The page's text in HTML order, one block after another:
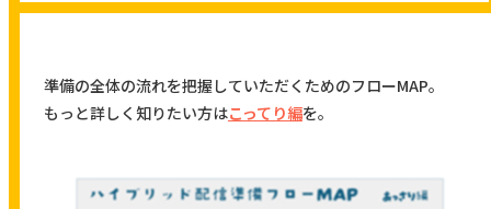
準備の全体の流れを把握していただくためのフローMAP。
もっと詳しく知りたい方はこってり編を。